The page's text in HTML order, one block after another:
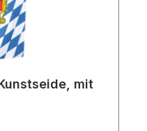
mit